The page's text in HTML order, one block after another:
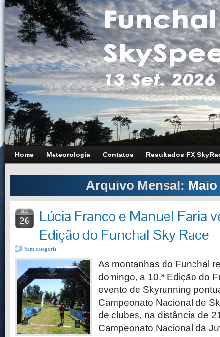
Home Meteorologia Contatos Resultados FX
Arquivo Mensal: Maio
MAI
26
Lúcia Franco e Manuel Faria
Edição do Funchal Sky Race
Sem categoria
As montanhas do Funchal
domingo, a 10.ª Edição do
evento de Skyrunning
Campeonato Nacional de
de clubes, na distância de
Campeonato Nacional da